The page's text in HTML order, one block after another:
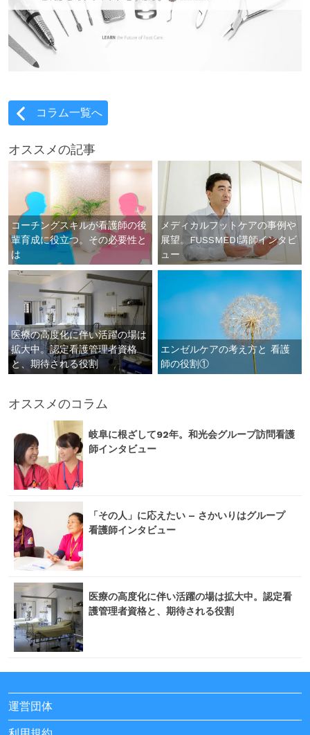
コラム一覧へ
オススメの記事
コーチングスキルが看護師の後
輩育成に役立つ。その必要性と
は
メディカルフットケアの事例や
展望。FUSSMEDI講師インタビ
ュー
医療の高度化に伴い活躍の場は
拡大中。認定看護管理者資格
と、期待される役割
エンゼルケアの考え方と 看護
師の役割①
オススメのコラム
岐阜に根ざして92年。和光会グループ訪問看護
師インタビュー
「その人」に応えたい – さかいりはグループ
看護師インタビュー
医療の高度化に伴い活躍の場は拡大中。認定看
護管理者資格と、期待される役割
運営団体